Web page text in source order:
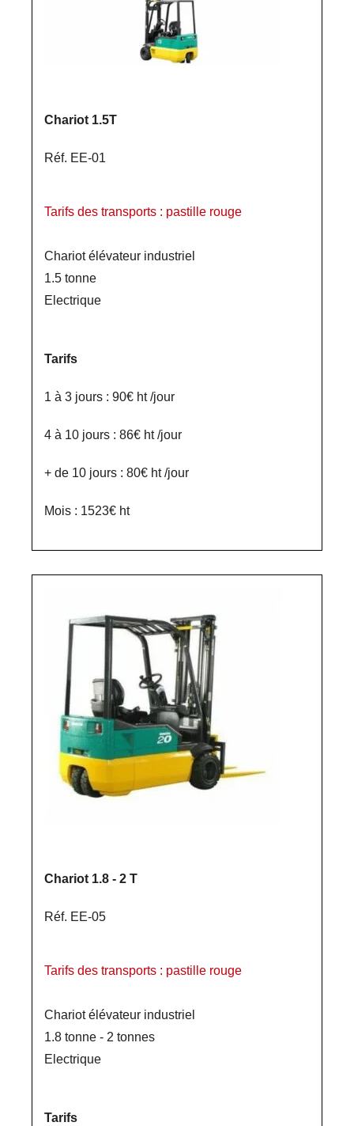
Chariot 1.5T
Réf. EE-01
Tarifs des transports : pastille rouge
Chariot élévateur industriel
1.5 tonne
Electrique
Tarifs
1 à 3 jours : 90€ ht /jour
4 à 10 jours : 86€ ht /jour
+ de 10 jours : 80€ ht /jour
Mois : 1523€ ht
Chariot 1.8 - 2 T
Réf. EE-05
Tarifs des transports : pastille rouge
Chariot élévateur industriel
1.8 tonne - 2 tonnes
Electrique
Tarifs